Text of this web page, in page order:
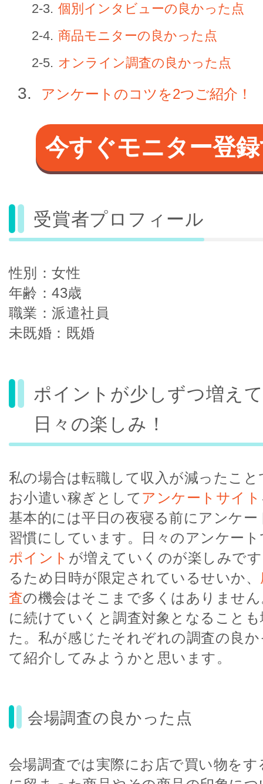
個別インタビューの良かった点
商品モニターの良かった点
オンライン調査の良かった点
アンケートのコツを2つご紹介！
今すぐモニター登
受賞者プロフィール
性別：女性
年齢：43歳
職業：派遣社員
未既婚：既婚
ポイントが少しずつ増え
日々の楽しみ！
私の場合は転職して収入が減ったこ
お小遣い稼ぎとして アンケートサイト
基本的には平日の夜寝る前にアンケ
習慣にしています。日々のアンケー
ポイント が増えていくのが楽しみで
るため日時が限定されているせいか、
査の機会はそこまで多くはありませ
に続けていくと調査対象となること
た。私が感じたそれぞれの調査の良
て紹介してみようかと思います。
会場調査の良かった点
会場調査では実際にお店で買い物を